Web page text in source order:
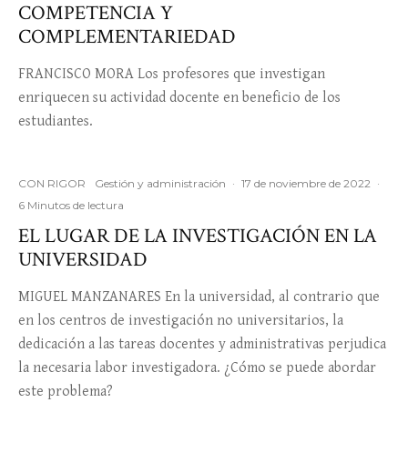
COMPETENCIA Y
COMPLEMENTARIEDAD
FRANCISCO MORA Los profesores que investigan
enriquecen su actividad docente en beneficio de los
estudiantes.
CON RIGOR Gestión y administración · 17 de noviembre de 2022 ·
6 Minutos de lectura
EL LUGAR DE LA INVESTIGACIÓN EN LA
UNIVERSIDAD
MIGUEL MANZANARES En la universidad, al contrario que
en los centros de investigación no universitarios, la
dedicación a las tareas docentes y administrativas perjudica
la necesaria labor investigadora. ¿Cómo se puede abordar
este problema?